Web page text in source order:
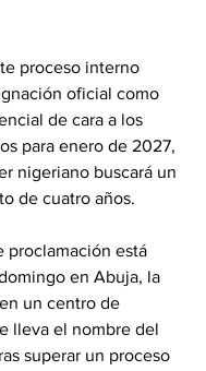
proceso interno
oficial como
de cara a los
para enero de 2027,
nigeriano buscará un
de cuatro años.
proclamación está
en Abuja, la
un centro de
lleva el nombre del
superar un proceso